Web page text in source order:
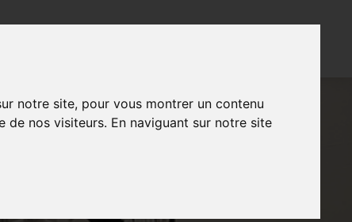
notre site, pour vous montrer un contenu
nos visiteurs. En naviguant sur notre site